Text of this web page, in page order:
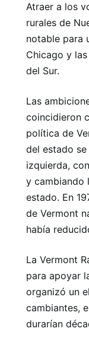
Atraer a los
rurales de
notable para
Chicago y
del Sur.
Las
coincidieron
política de
del estado
izquierda,
y cambiando
estado. En
de Vermont
había
La Vermont
para apoyar
organizó un
cambiantes,
durarían